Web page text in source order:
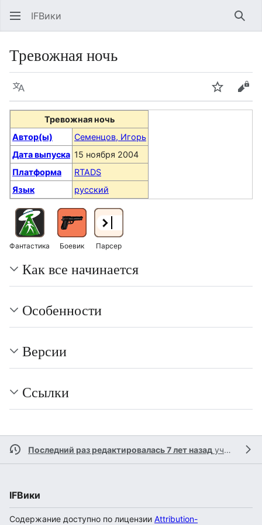
IFВики
Тревожная ночь
Язык Следить
Тревожная ночь
Автор(ы)
Семенцов, Игорь
Дата выпуска 15 ноября 2004
Платформа
RTADS
Язык
русский
Фантастика Боевик Парсер
Как все начинается
Особенности
Версии
Ссылки
Последний раз редактировалась 7 лет назад участником
IFВики
Содержание доступно по лицензии Attribution-